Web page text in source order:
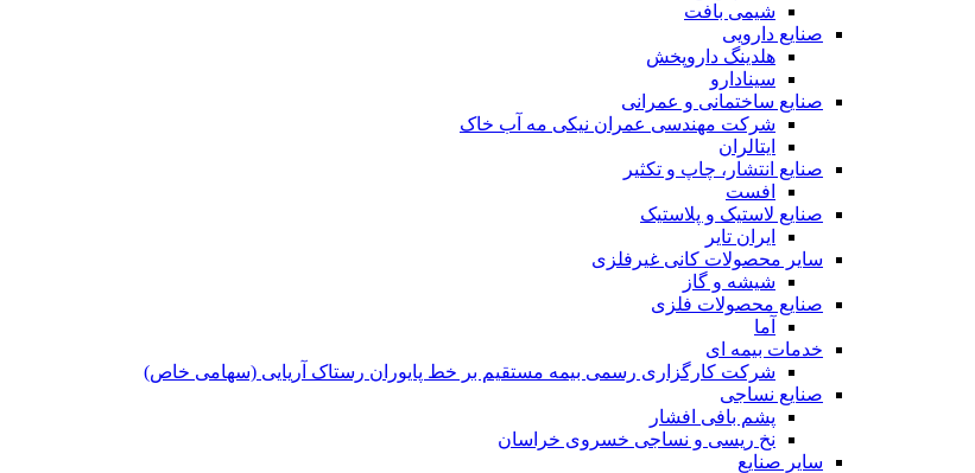
شیمی بافت
صنایع دارویی
هلدینگ داروپخش
سینادارو
صنایع ساختمانی و عمرانی
شرکت مهندسی عمران نیکی مه آب خاک
ایتالران
صنایع انتشار، چاپ و تکثير
افست
صنایع لاستیک و پلاستیک
ایران تایر
ساير محصولات كانی غيرفلزی
شیشه و گاز
صنایع محصولات فلزی
آما
خدمات بیمه ای
شرکت کارگزاری رسمی بیمه مستقیم بر خط پایوران رستاک آریایی (سهامی خاص)
صنایع نساجی
پشم بافی افشار
نخ ریسی و نساجی خسروی خراسان
سایر صنایع